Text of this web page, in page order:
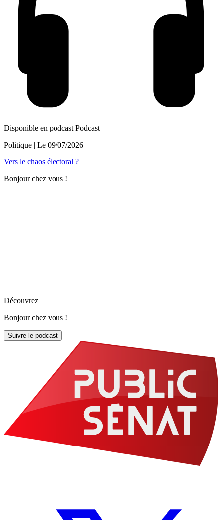
Disponible en podcast Podcast
Politique | Le 09/07/2026
Vers le chaos électoral ?
Bonjour chez vous !
Découvrez
Bonjour chez vous !
Suivre le podcast